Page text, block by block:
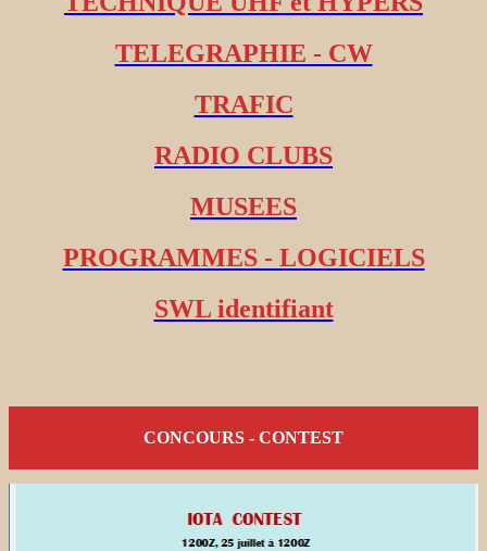
TELEGRAPHIE - CW
TRAFIC
RADIO CLUBS
MUSEES
PROGRAMMES - LOGICIELS
SWL identifiant
CONCOURS - CONTEST